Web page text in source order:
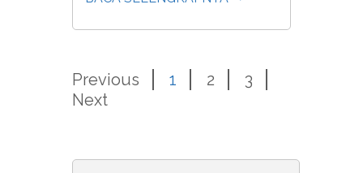
Previous 1 2
3
Next